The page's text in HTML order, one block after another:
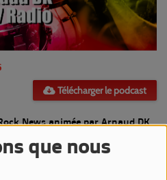
que nous
Télécharger le podcast
News animée par Arnaud DK
de 20h à 21h sur LM7 Radio